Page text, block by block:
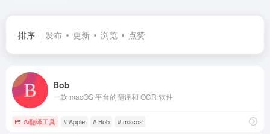
排序 发布 更新 浏览 点赞
Bob
一款 macOS 平台的翻译和 OCR 软件
Ai翻译工具 # Apple # Bob # macos